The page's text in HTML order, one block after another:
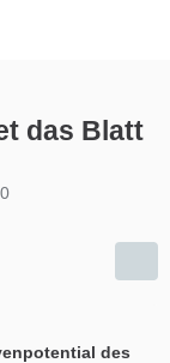
das Blatt
des